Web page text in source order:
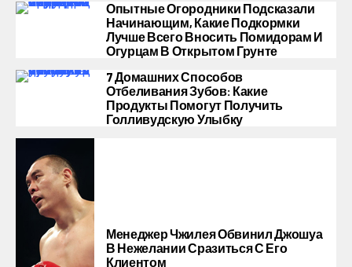
Опытные Огородники Подсказали
Начинающим, Какие Подкормки
Лучше Всего Вносить Помидорам И
Огурцам В Открытом Грунте
7 Домашних Способов
Отбеливания Зубов: Какие
Продукты Помогут Получить
Голливудскую Улыбку
Менеджер Чжилея Обвинил Джошуа
В Нежелании Сразиться С Его
Клиентом